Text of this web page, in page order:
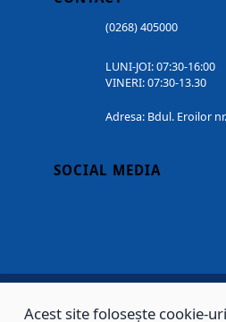
(0268) 405000
LUNI-JOI: 07:30-16:00
VINERI: 07:30-13.30
Adresa: Bdul. Eroilor
SOCIAL MEDIA
Acest site folosește cookie-